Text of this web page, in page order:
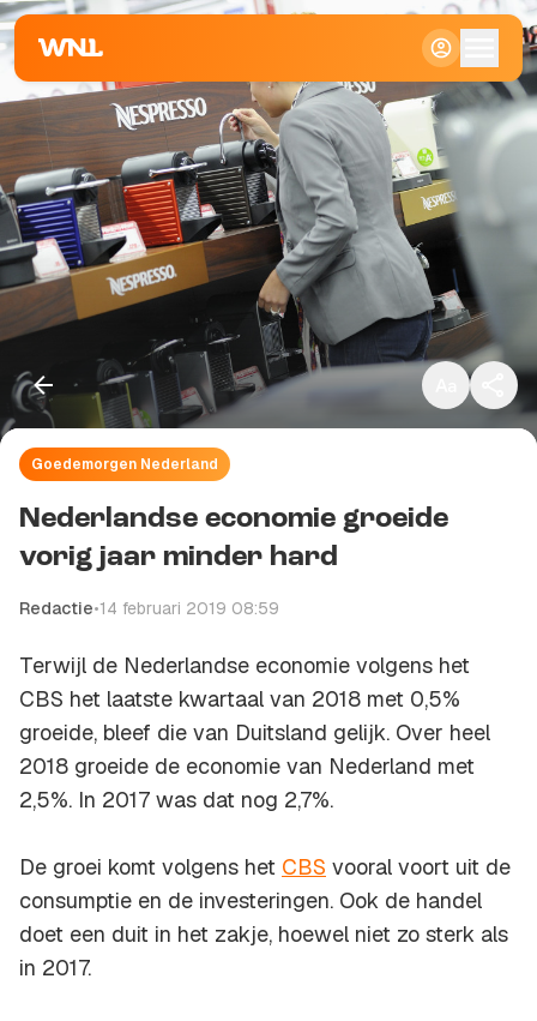
Klein
Standaard
Groot
Goedemorgen Nederland
Nederlandse economie groeide
vorig jaar minder hard
Redactie•14 februari 2019 08:59
Terwijl de Nederlandse economie volgens het
CBS het laatste kwartaal van 2018 met 0,5%
groeide, bleef die van Duitsland gelijk. Over heel
2018 groeide de economie van Nederland met
2,5%. In 2017 was dat nog 2,7%.
De groei komt volgens het CBS vooral voort uit de
consumptie en de investeringen. Ook de handel
doet een duit in het zakje, hoewel niet zo sterk als
in 2017.